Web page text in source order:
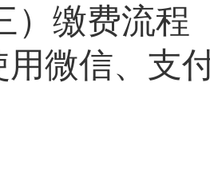
） 缴费流程
用微信、支